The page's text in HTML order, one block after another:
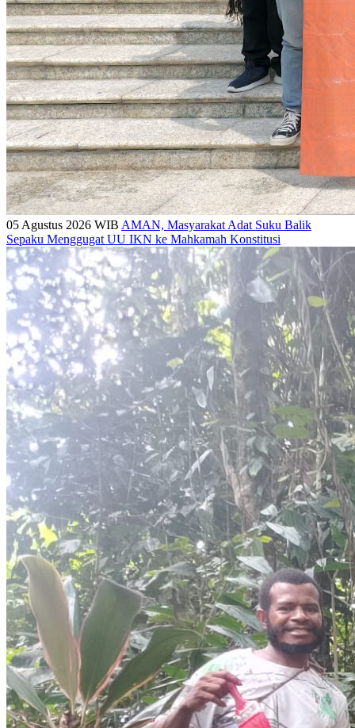
05 Agustus 2026 WIB AMAN, Masyarakat Adat Suku Balik
Sepaku Menggugat UU IKN ke Mahkamah Konstitusi